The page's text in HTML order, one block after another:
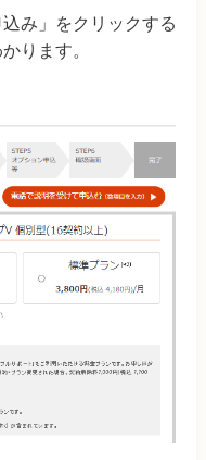
み」をクリックする
ります。